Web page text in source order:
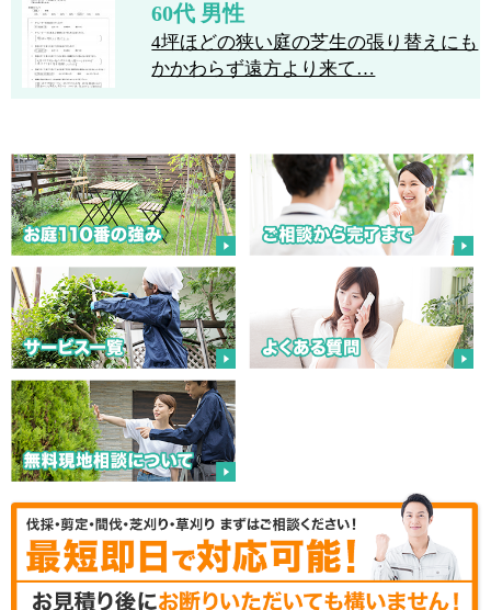
60代 男性
4坪ほどの狭い庭の芝生の張り替えにも
かかわらず遠方より来て…